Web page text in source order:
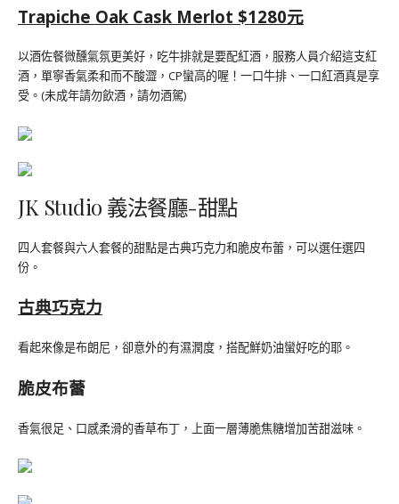
Trapiche Oak Cask Merlot $1280元
以酒佐餐微醺氣氛更美好，吃牛排就是要配紅酒，服務人員介紹這支紅
酒，單寧香氣柔和而不酸澀，CP蠻高的喔！一口牛排、一口紅酒真是享
受。(未成年請勿飲酒，請勿酒駕)
JK Studio 義法餐廳-甜點
四人套餐與六人套餐的甜點是古典巧克力和脆皮布蕾，可以選任選四
份。
古典巧克力
看起來像是布朗尼，卻意外的有濕潤度，搭配鮮奶油蠻好吃的耶。
脆皮布蕾
香氣很足、口感柔滑的香草布丁，上面一層薄脆焦糖增加苦甜滋味。